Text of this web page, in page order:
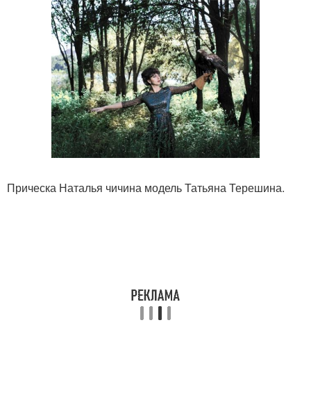
Прическа Наталья чичина модель Татьяна Терешина.